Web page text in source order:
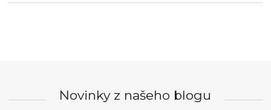
Novinky z našeho blogu